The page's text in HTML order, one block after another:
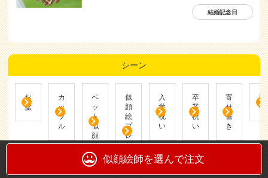
結婚記念日
シーン
お
盆
カ
ッ
プ
ル
ペ
ッ
ト
似
顔
絵
似
顔
絵
プ
レ
ゼ
ン
ト
入
学
祝
い
卒
業
祝
い
寄
せ
書
き
帰
省
似顔絵師を選んで注文